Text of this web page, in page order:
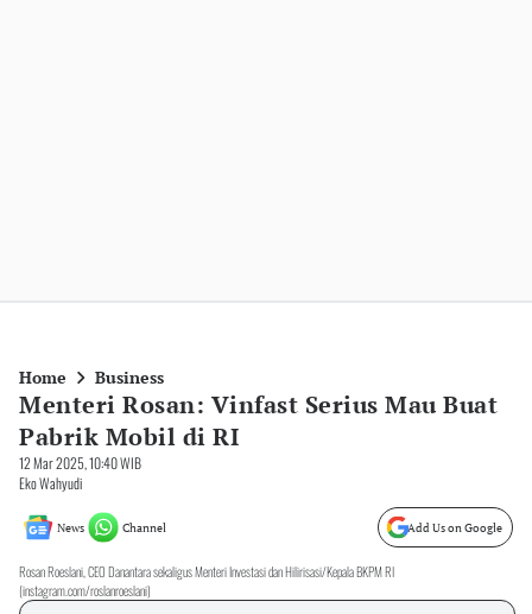
Home Business
Menteri Rosan: Vinfast Serius Mau Buat
Pabrik Mobil di RI
12 Mar 2025, 10:40 WIB
Eko Wahyudi
News Channel Add Us on Google
Rosan Roeslani, CEO Danantara sekaligus Menteri Investasi dan Hilirisasi/Kepala BKPM RI
(instagram.com/roslanroeslani)